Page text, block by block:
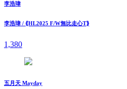
李浩瑋
李浩瑋 / ⟪HL2025 F/W無比走⼼T⟫
1,380
五月天 Mayday